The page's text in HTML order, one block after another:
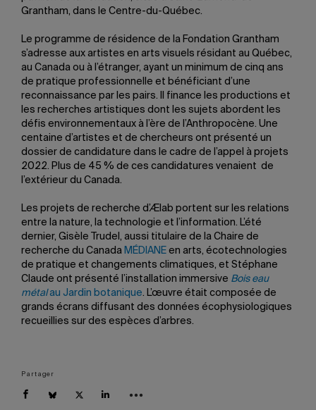
Grantham, dans le Centre-du-Québec.
Le programme de résidence de la Fondation Grantham
s’adresse aux artistes en arts visuels résidant au Québec,
au Canada ou à l’étranger, ayant un minimum de cinq ans
de pratique professionnelle et bénéficiant d’une
reconnaissance par les pairs. Il finance les productions et
les recherches artistiques dont les sujets abordent les
défis environnementaux à l’ère de l’Anthropocène. Une
centaine d’artistes et de chercheurs ont présenté un
dossier de candidature dans le cadre de l’appel à projets
2022. Plus de 45 % de ces candidatures venaient de
l’extérieur du Canada.
Les projets de recherche d’Ælab portent sur les relations
entre la nature, la technologie et l’information. L’été
dernier, Gisèle Trudel, aussi titulaire de la Chaire de
recherche du Canada MÉDIANE en arts, écotechnologies
de pratique et changements climatiques, et Stéphane
Claude ont présenté l’installation immersive Bois eau
métalau Jardin botanique. L’œuvre était composée de
grands écrans diffusant des données écophysiologiques
recueillies sur des espèces d’arbres.
Partager